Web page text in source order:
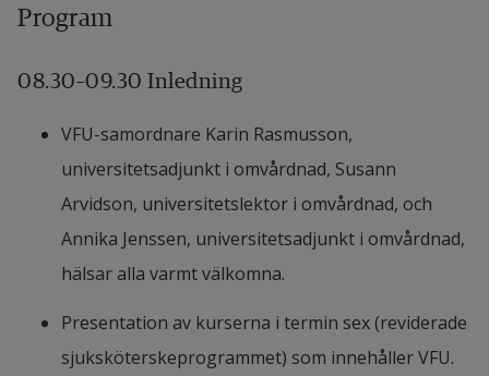
Program
08.30–09.30 Inledning
VFU-samordnare Karin Rasmusson,
universitetsadjunkt i omvårdnad, Susann
Arvidson, universitetslektor i omvårdnad, och
Annika Jenssen, universitetsadjunkt i omvårdnad,
hälsar alla varmt välkomna.
Presentation av kurserna i termin sex (reviderade
sjuksköterskeprogrammet) som innehåller VFU.